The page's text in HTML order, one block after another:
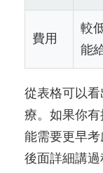
費用
較
能
從表格可以
療。如果你
能需要更早
後面詳細講過